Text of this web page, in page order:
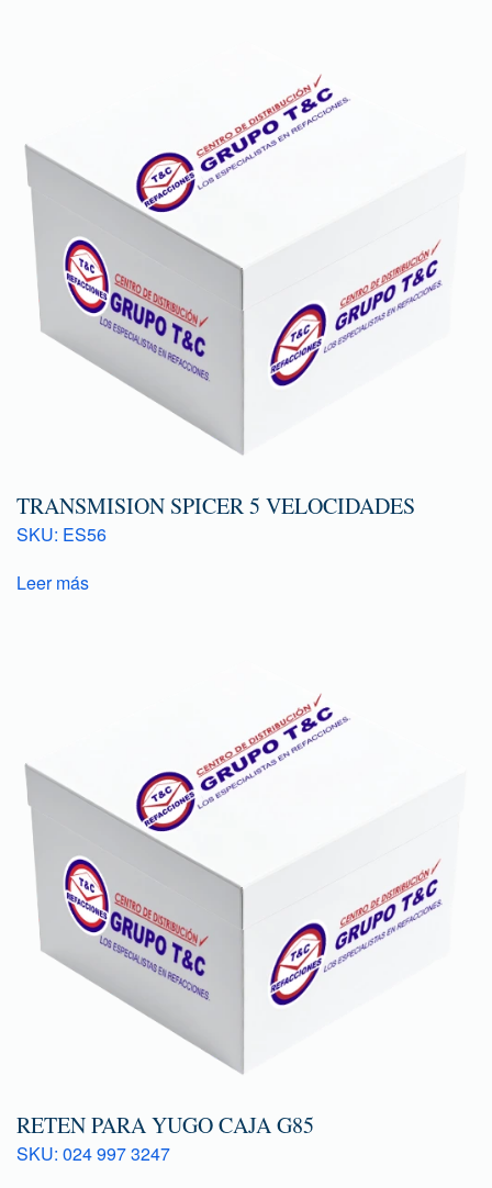
TRANSMISION SPICER 5 VELOCIDADES
SKU: ES56
Leer más
RETEN PARA YUGO CAJA G85
SKU: 024 997 3247